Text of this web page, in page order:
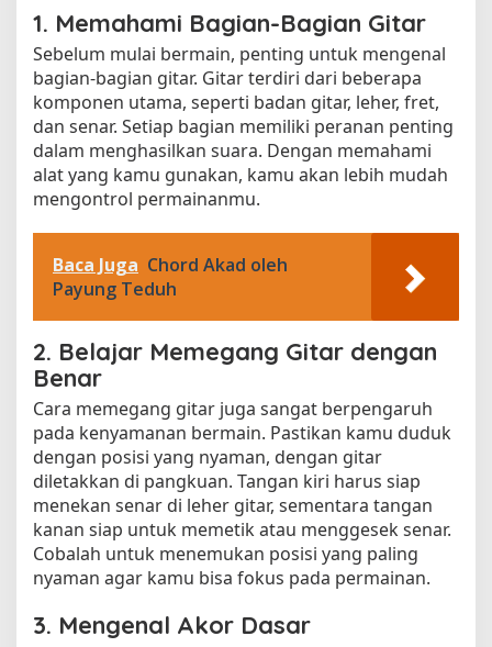
1. Memahami Bagian-Bagian Gitar
Sebelum mulai bermain, penting untuk mengenal
bagian-bagian gitar. Gitar terdiri dari beberapa
komponen utama, seperti badan gitar, leher, fret,
dan senar. Setiap bagian memiliki peranan penting
dalam menghasilkan suara. Dengan memahami
alat yang kamu gunakan, kamu akan lebih mudah
mengontrol permainanmu.
Baca Juga Chord Akad oleh
Payung Teduh
2. Belajar Memegang Gitar dengan
Benar
Cara memegang gitar juga sangat berpengaruh
pada kenyamanan bermain. Pastikan kamu duduk
dengan posisi yang nyaman, dengan gitar
diletakkan di pangkuan. Tangan kiri harus siap
menekan senar di leher gitar, sementara tangan
kanan siap untuk memetik atau menggesek senar.
Cobalah untuk menemukan posisi yang paling
nyaman agar kamu bisa fokus pada permainan.
3. Mengenal Akor Dasar